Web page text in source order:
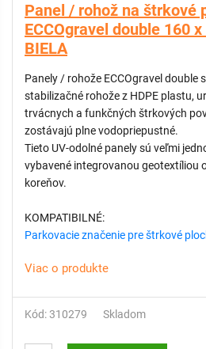
Panel / rohož na štrkové
ECCOgravel double 160
BIELA
Panely / rohože ECCOgravel double
stabilizačné rohože z HDPE plastu,
trvácnych a funkčných štrkových
zostávajú plne vodopriepustné.
Tieto UV-odolné panely sú veľmi
vybavené integrovanou geotextíliou
koreňov.
KOMPATIBILNÉ:
Parkovacie značenie pre štrkové
TECHNICKÉ PARAMETRE:
Viac o produkte
Kód: 310279 Skladom